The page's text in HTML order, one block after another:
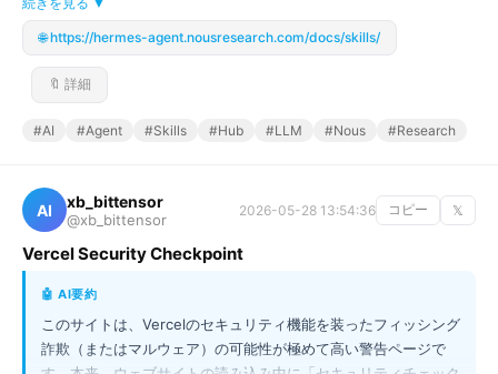
特徴です。これにより、開発者は複雑なタスクを構成する個々の
機能を「スキル」として扱い、エージェントの能力を劇的に拡張
できます。AIエージェント開発における「部品カタログ」のよう
な存在であり、より高度で実用的なAIシステムの構築を加速させ
続きを見る ▼
🌐 https://hermes-agent.nousresearch.com/docs/skills/
🔖 詳細
#AI #Agent #Skills #Hub #LLM #Nous #Research
AI xb_bittensor
@xb_bittensor
2026-05-28 13:54:36 コピー 𝕏
Vercel Security Checkpoint
🤖 AI要約
このサイトは、Vercelのセキュリティ機能を装ったフィッシング
詐欺（またはマルウェア）の可能性が極めて高い警告ページで